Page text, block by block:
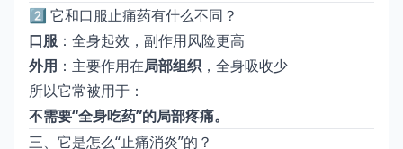
2️⃣ 它和口服止痛药有什么不同？
口服 ：全身起效，副作用风险更高
外用 ：主要作用在局部组织 ，全身吸收少
所以它常被用于：
不需要“全身吃药”的局部疼痛。
三、它是怎么“止痛消炎”的？